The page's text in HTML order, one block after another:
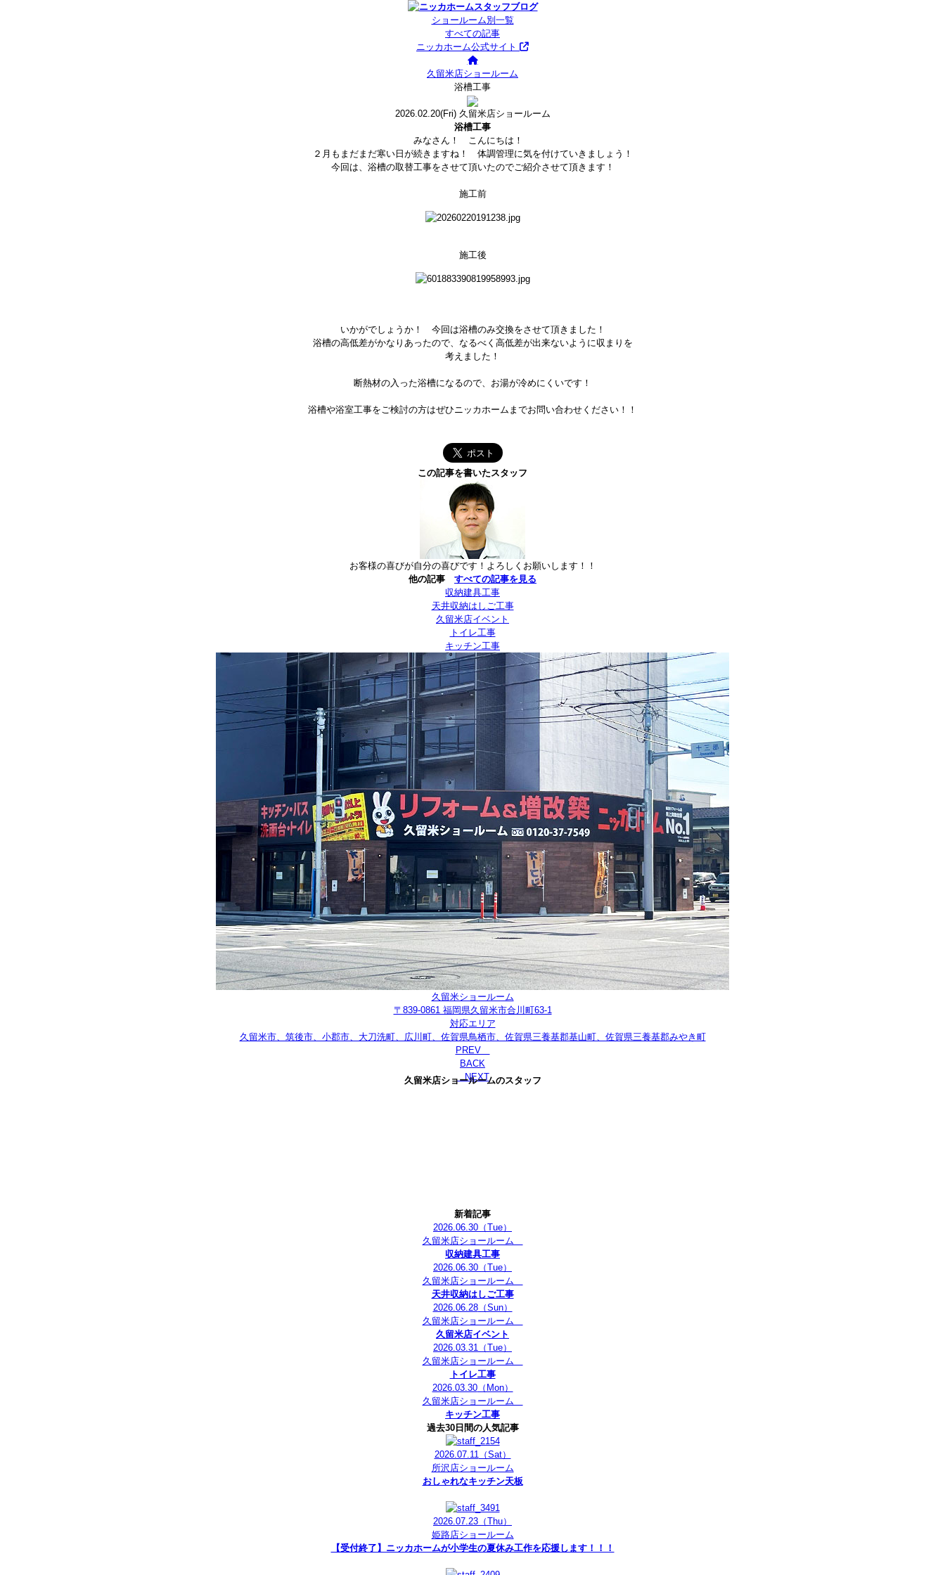
ショールーム別一覧
すべての記事
ニッカホーム公式サイト
久留米店ショールーム
浴槽工事
2026.02.20(Fri)久留米店ショールーム
浴槽工事
みなさん！ こんにちは！
２月もまだまだ寒い日が続きますね！ 体調管理に気を付けていきましょう！
今回は、浴槽の取替工事をさせて頂いたのでご紹介させて頂きます！
施工前
施工後
いかがでしょうか！ 今回は浴槽のみ交換をさせて頂きました！
浴槽の高低差がかなりあったので、なるべく高低差が出来ないように収まりを
考えました！
断熱材の入った浴槽になるので、お湯が冷めにくいです！
浴槽や浴室工事をご検討の方はぜひニッカホームまでお問い合わせください！！
この記事を書いたスタッフ
お客様の喜びが自分の喜びです！よろしくお願いします！！
他の記事 すべての記事を見る
収納建具工事
天井収納はしご工事
久留米店イベント
トイレ工事
キッチン工事
久留米ショールーム
〒839-0861 福岡県久留米市合川町63-1
対応エリア
久留米市、筑後市、小郡市、大刀洗町、広川町、佐賀県鳥栖市、佐賀県三養基郡基山町、佐賀県三養基郡みやき町
PREV
BACK
NEXT
久留米店ショールームのスタッフ
新着記事
2026.06.30 （Tue）
久留米店ショールーム
収納建具工事
2026.06.30 （Tue）
久留米店ショールーム
天井収納はしご工事
2026.06.28（Sun）
久留米店ショールーム
久留米店イベント
2026.03.31 （Tue）
久留米店ショールーム
トイレ工事
2026.03.30（Mon）
久留米店ショールーム
キッチン工事
過去30日間の人気記事
2026.07.11（Sat）
所沢店ショールーム
おしゃれなキッチン天板
2026.07.23 （Thu）
姫路店ショールーム
【受付終了】ニッカホームが小学生の夏休み工作を応援します！！！